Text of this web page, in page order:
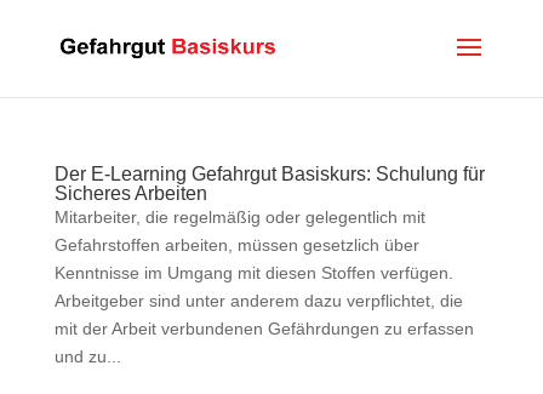
Der E-Learning Gefahrgut Basiskurs: Schulung für
Sicheres Arbeiten
Mitarbeiter, die regelmäßig oder gelegentlich mit
Gefahrstoffen arbeiten, müssen gesetzlich über
Kenntnisse im Umgang mit diesen Stoffen verfügen.
Arbeitgeber sind unter anderem dazu verpflichtet, die
mit der Arbeit verbundenen Gefährdungen zu erfassen
und zu...